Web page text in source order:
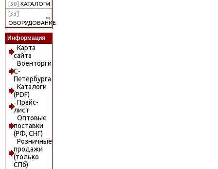
[30] КАТАЛОГИ
[33]
ОБОРУДОВАНИЕ
Информация
Карта
сайта
Военторги
С-
Петербурга
Каталоги
(PDF)
Прайс-
лист
Оптовые
поставки
(РФ, СНГ)
Розничные
продажи
(только
СПб)